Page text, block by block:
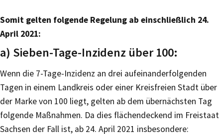
Somit gelten folgende Regelung ab einschließlich 24.
April 2021:
a) Sieben-Tage-Inzidenz über 100:
Wenn die 7-Tage-Inzidenz an drei aufeinanderfolgenden
Tagen in einem Landkreis oder einer Kreisfreien Stadt über
der Marke von 100 liegt, gelten ab dem übernächsten Tag
folgende Maßnahmen. Da dies flächendeckend im Freistaat
Sachsen der Fall ist, ab 24. April 2021 insbesondere: